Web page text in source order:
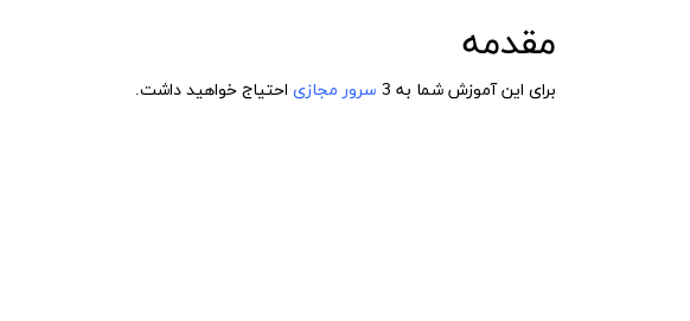
مقدمه
برای این آموزش شما به 3 سرور مجازی احتیاج خواهید داشت.